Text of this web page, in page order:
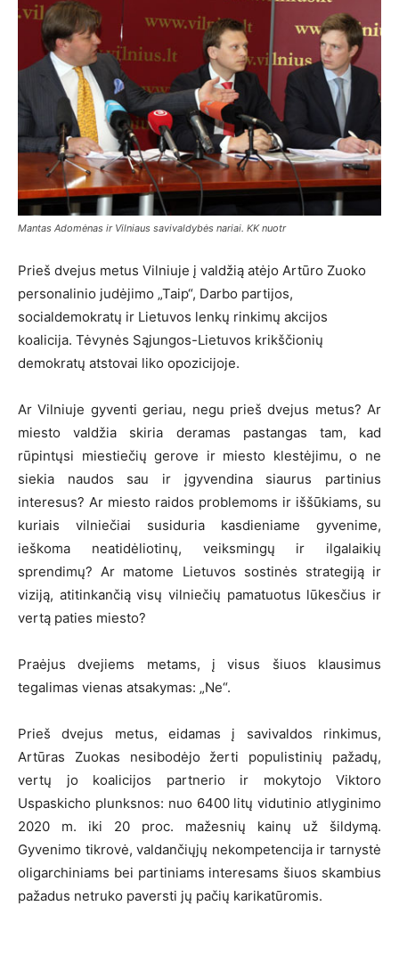
Mantas Adomėnas ir Vilniaus savivaldybės nariai. KK nuotr
Prieš dvejus metus Vilniuje į valdžią atėjo Artūro Zuoko
personalinio judėjimo „Taip“, Darbo partijos,
socialdemokratų ir Lietuvos lenkų rinkimų akcijos
koalicija. Tėvynės Sąjungos-Lietuvos krikščionių
demokratų atstovai liko opozicijoje.
Ar Vilniuje gyventi geriau, negu prieš dvejus metus? Ar
miesto valdžia skiria deramas pastangas tam, kad
rūpintųsi miestiečių gerove ir miesto klestėjimu, o ne
siekia naudos sau ir įgyvendina siaurus partinius
interesus? Ar miesto raidos problemoms ir iššūkiams, su
kuriais vilniečiai susiduria kasdieniame gyvenime,
ieškoma neatidėliotinų, veiksmingų ir ilgalaikių
sprendimų? Ar matome Lietuvos sostinės strategiją ir
viziją, atitinkančią visų vilniečių pamatuotus lūkesčius ir
vertą paties miesto?
Praėjus dvejiems metams, į visus šiuos klausimus
tegalimas vienas atsakymas: „Ne“.
Prieš dvejus metus, eidamas į savivaldos rinkimus,
Artūras Zuokas nesibodėjo žerti populistinių pažadų,
vertų jo koalicijos partnerio ir mokytojo Viktoro
Uspaskicho plunksnos: nuo 6400 litų vidutinio atlyginimo
2020 m. iki 20 proc. mažesnių kainų už šildymą.
Gyvenimo tikrovė, valdančiųjų nekompetencija ir tarnystė
oligarchiniams bei partiniams interesams šiuos skambius
pažadus netruko paversti jų pačių karikatūromis.